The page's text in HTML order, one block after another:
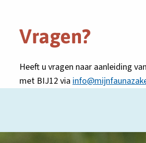
Vragen?
Heeft u vragen naar aanleiding
met BIJ12 via